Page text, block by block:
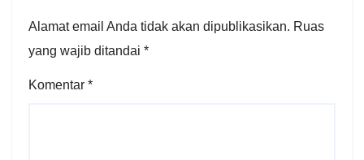
Alamat email Anda tidak akan dipublikasikan. Ruas
yang wajib ditandai *
Komentar *